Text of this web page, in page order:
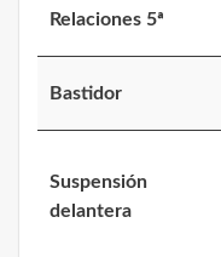
Relaciones 5ª
Bastidor
Suspensión
delantera